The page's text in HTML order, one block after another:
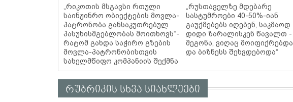
„რიკოთის მსგავსი რთული
საინჟინრო ობიექტების მოვლა-
პატრონობა განსაკუთრებულ
პასუხისმგებლობას მოითხოვს“-
რატომ გახდა საჭირო გზების
მოვლა-პატრონობისთვის
სახელმწიფო კომპანიის შექმნა
„რუსთაველზე მდებარე
სასტუმროები 40-50%-იან
გაუქმებებს იღებენ, საკმაოდ
დიდი ზარალისკენ წავალთ -
მეგონა, ვიღაც მოიფიქრებდა
და ბიზნესს შეხვდებოდა“
რუბრიკის სხვა სიახლეები